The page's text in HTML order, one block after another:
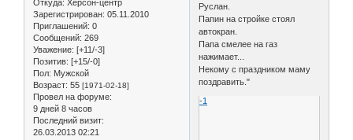
Откуда: Херсон-центр
Зарегистрирован: 05.11.2010
Приглашений: 0
Сообщений: 269
Уважение: [+11/-3]
Позитив: [+15/-0]
Пол: Мужской
Возраст: 55 [1971-02-18]
Провел на форуме:
9 дней 8 часов
Последний визит:
26.03.2013 02:21
Руслан.
Папин на стройке стоял
автокран.
Папа смелее на газ
нажимает...
Некому с праздником маму
поздравить."
-1